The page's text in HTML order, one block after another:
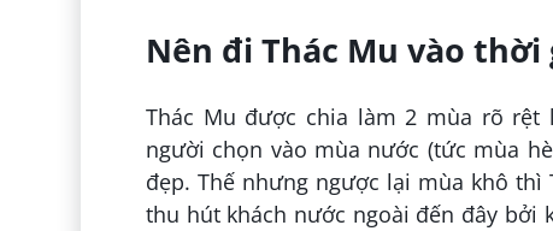
Nên đi Thác Mu vào thời
Thác Mu được chia làm 2 mùa rõ
người chọn vào mùa nước (tức mùa
đẹp. Thế nhưng ngược lại mùa khô
thu hút khách nước ngoài đến đây bởi